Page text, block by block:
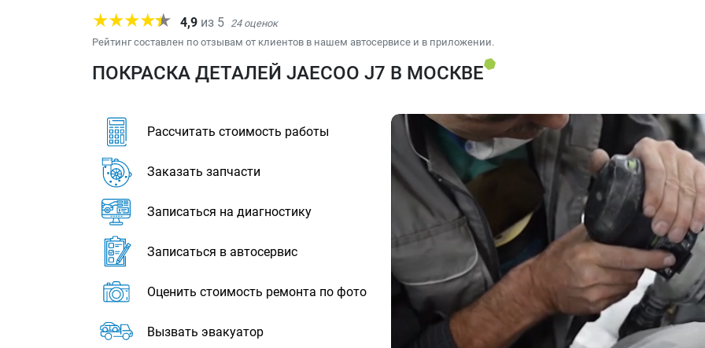
4,9 из 5 24оценок
Рейтинг составлен по отзывам от клиентов в нашем автосервисе и в приложении.
ПОКРАСКА ДЕТАЛЕЙ JAECOO J7 В МОСКВЕ
Рассчитать стоимость работы
Заказать запчасти
Записаться на диагностику
Записаться в автосервис
Оценить стоимость ремонта по фото
Вызвать эвакуатор